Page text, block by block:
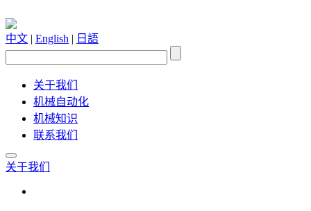
中文 | English | 日語
关于我们
机械自动化
机械知识
联系我们
关于我们